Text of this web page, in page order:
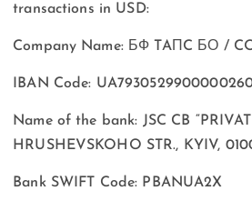
transactions in USD:
Company Name: БФ TAПC БО / CO
IBAN Code:
Name of the bank: JSC CB
HRUSHEVSKOHO STR., KYIV,
Bank SWIFT Code: PBANUA2X